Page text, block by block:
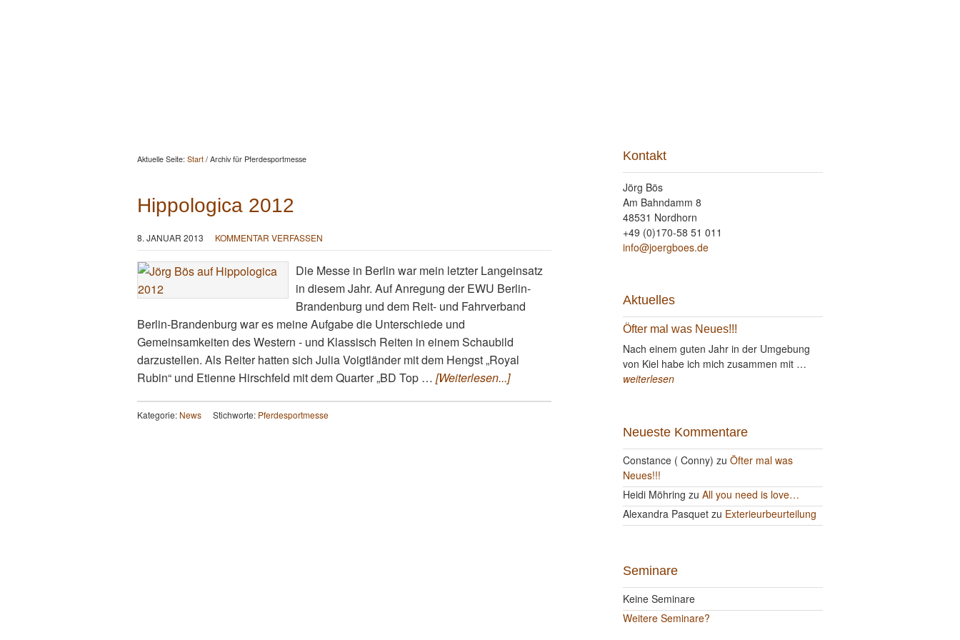
Aktuelle Seite: Start / Archiv für Pferdesportmesse
Hippologica 2012
8. JANUAR 2013 KOMMENTAR VERFASSEN
Die Messe in Berlin war mein letzter Langeinsatz
in diesem Jahr. Auf Anregung der EWU Berlin-
Brandenburg und dem Reit- und Fahrverband
Berlin-Brandenburg war es meine Aufgabe die Unterschiede und
Gemeinsamkeiten des Western - und Klassisch Reiten in einem Schaubild
darzustellen. Als Reiter hatten sich Julia Voigtländer mit dem Hengst „Royal
Rubin“ und Etienne Hirschfeld mit dem Quarter „BD Top … [Weiterlesen...]
Kategorie: News Stichworte: Pferdesportmesse
Kontakt
Jörg Bös
Am Bahndamm 8
48531 Nordhorn
+49 (0)170-58 51 011
info@joergboes.de
Aktuelles
Öfter mal was Neues!!!
Nach einem guten Jahr in der Umgebung
von Kiel habe ich mich zusammen mit …
weiterlesen
Neueste Kommentare
Constance ( Conny) zu Öfter mal was
Neues!!!
Heidi Möhring zu All you need is love…
Alexandra Pasquet zu Exterieurbeurteilung
Seminare
Keine Seminare
Weitere Seminare?